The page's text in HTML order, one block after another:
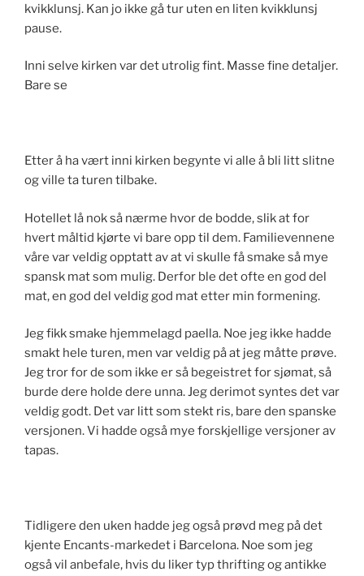
kvikklunsj. Kan jo ikke gå tur uten en liten kvikklunsj
pause.
Inni selve kirken var det utrolig fint. Masse fine detaljer.
Bare se
Etter å ha vært inni kirken begynte vi alle å bli litt slitne
og ville ta turen tilbake.
Hotellet lå nok så nærme hvor de bodde, slik at for
hvert måltid kjørte vi bare opp til dem. Familievennene
våre var veldig opptatt av at vi skulle få smake så mye
spansk mat som mulig. Derfor ble det ofte en god del
mat, en god del veldig god mat etter min formening.
Jeg fikk smake hjemmelagd paella. Noe jeg ikke hadde
smakt hele turen, men var veldig på at jeg måtte prøve.
Jeg tror for de som ikke er så begeistret for sjømat, så
burde dere holde dere unna. Jeg derimot syntes det var
veldig godt. Det var litt som stekt ris, bare den spanske
versjonen. Vi hadde også mye forskjellige versjoner av
tapas.
Tidligere den uken hadde jeg også prøvd meg på det
kjente Encants-markedet i Barcelona. Noe som jeg
også vil anbefale, hvis du liker typ thrifting og antikke